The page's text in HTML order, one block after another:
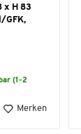
x H 83
GFK,
(1-2
Merken